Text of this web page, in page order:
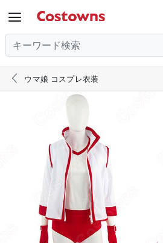

 ウマ娘 コスプレ衣装